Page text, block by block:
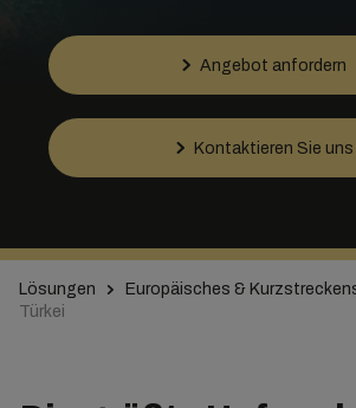
Angebot anfordern
Kontaktieren Sie uns
Lösungen
Europäisches &
Türkei